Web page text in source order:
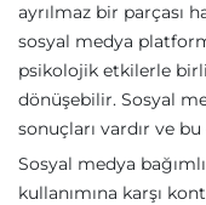
ayrılmaz bir parçası
sosyal medya
psikolojik etkilerle
dönüşebilir. Sosyal
sonuçları vardır ve
Sosyal medya
kullanımına karşı